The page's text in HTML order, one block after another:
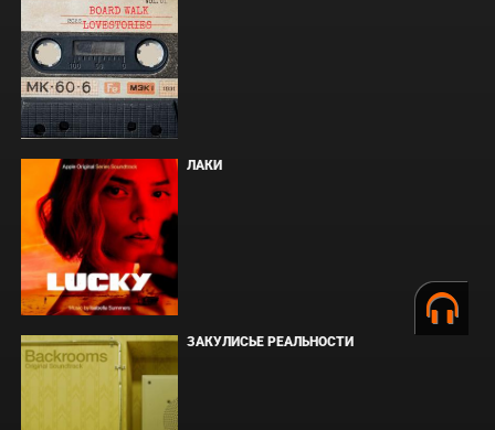
ЛАКИ
ЗАКУЛИСЬЕ РЕАЛЬНОСТИ